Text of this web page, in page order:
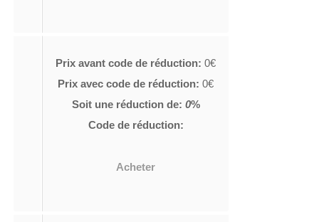
Prix avant code de réduction: 0€
Prix avec code de réduction: 0€
Soit une réduction de: 0%
Code de réduction:
Acheter